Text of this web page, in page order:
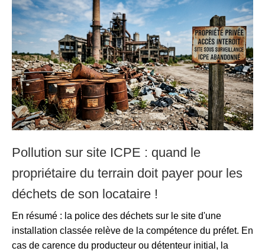
Pollution sur site ICPE : quand le
propriétaire du terrain doit payer pour les
déchets de son locataire !
En résumé : la police des déchets sur le site d'une
installation classée relève de la compétence du préfet. En
cas de carence du producteur ou détenteur initial, la